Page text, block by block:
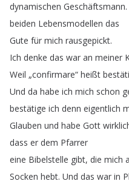
dynamischen Geschäftsmann.
beiden Lebensmodellen das
Gute für mich rausgepickt.
Ich denke das war an meiner
Weil „confirmare“ heißt
Und da habe ich mich schon
bestätige ich denn eigentlich
Glauben und habe Gott
dass er dem Pfarrer
eine Bibelstelle gibt, die mich
Socken hebt. Und das war in